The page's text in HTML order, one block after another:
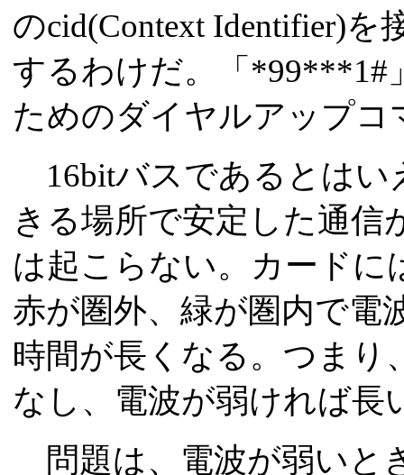
のcid(Context Identifier)
するわけだ。「*99***1#
ためのダイヤルアップコ
16bitバスであるとはい
きる場所で安定した通
は起こらない。カードに
赤が圏外、緑が圏内で電
時間が長くなる。つまり
なし、電波が弱ければ長
問題は、電波が弱いと